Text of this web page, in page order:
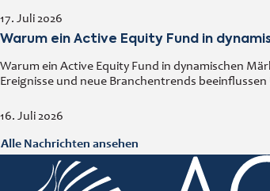
17. Juli 2026
Warum ein Active Equity Fund in
16. Juli 2026
Warum ein Active Equity Fund in dynamischen
Ereignisse und neue Branchentrends
Alle Nachrichten ansehen